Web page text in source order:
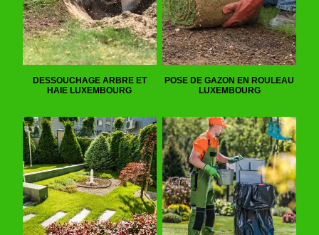
DESSOUCHAGE ARBRE ET
HAIE LUXEMBOURG
POSE DE GAZON EN ROULEAU
LUXEMBOURG